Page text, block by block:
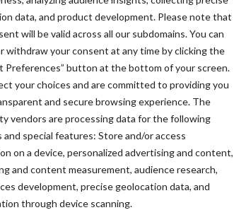
data, and product development. Please note that
will be valid across all our subdomains. You can
withdraw your consent at any time by clicking the
Preferences” button at the bottom of your screen.
your choices and are committed to providing you
and secure browsing experience. The
vendors are processing data for the following
and special features: Store and/or access
on a device, personalized advertising and content,
and content measurement, audience research,
development, precise geolocation data, and
through device scanning.
ons hier in gaan volgen.”
ontstaan”, verklaart
wilden graag weten hoeveel vocht er
binnenhaalt. Bovendien liggen
een vergrootglas. Bij ons speelt het
van voldoende zoet